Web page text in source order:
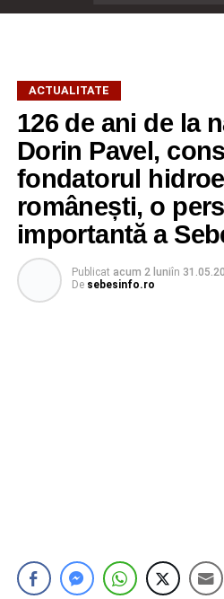
ACTUALITATE
126 de ani de la
Dorin Pavel,
fondatorul
românești, o
importantă a
Publicat acum 2 luniîn
De sebesinfo.ro